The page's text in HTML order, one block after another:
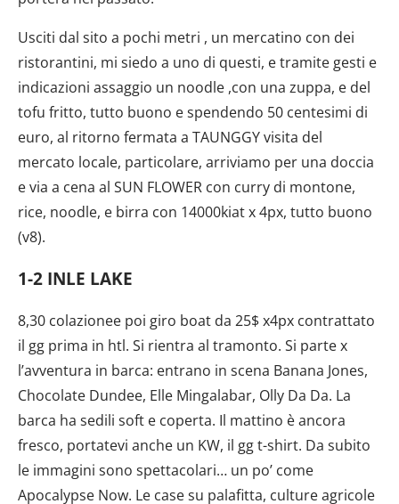
Usciti dal sito a pochi metri , un mercatino con dei
ristorantini, mi siedo a uno di questi, e tramite gesti e
indicazioni assaggio un noodle ,con una zuppa, e del
tofu fritto, tutto buono e spendendo 50 centesimi di
euro, al ritorno fermata a TAUNGGY visita del
mercato locale, particolare, arriviamo per una doccia
e via a cena al SUN FLOWER con curry di montone,
rice, noodle, e birra con 14000kiat x 4px, tutto buono
(v8).
1-2 INLE LAKE
8,30 colazionee poi giro boat da 25$ x4px contrattato
il gg prima in htl. Si rientra al tramonto. Si parte x
l’avventura in barca: entrano in scena Banana Jones,
Chocolate Dundee, Elle Mingalabar, Olly Da Da. La
barca ha sedili soft e coperta. Il mattino è ancora
fresco, portatevi anche un KW, il gg t-shirt. Da subito
le immagini sono spettacolari… un po’ come
Apocalypse Now. Le case su palafitta, culture agricole